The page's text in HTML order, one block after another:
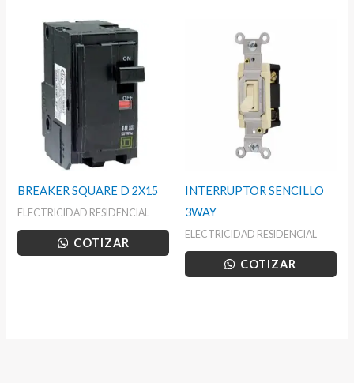
BREAKER SQUARE D 2X15
ELECTRICIDAD RESIDENCIAL
COTIZAR
INTERRUPTOR SENCILLO
3WAY
ELECTRICIDAD RESIDENCIAL
COTIZAR